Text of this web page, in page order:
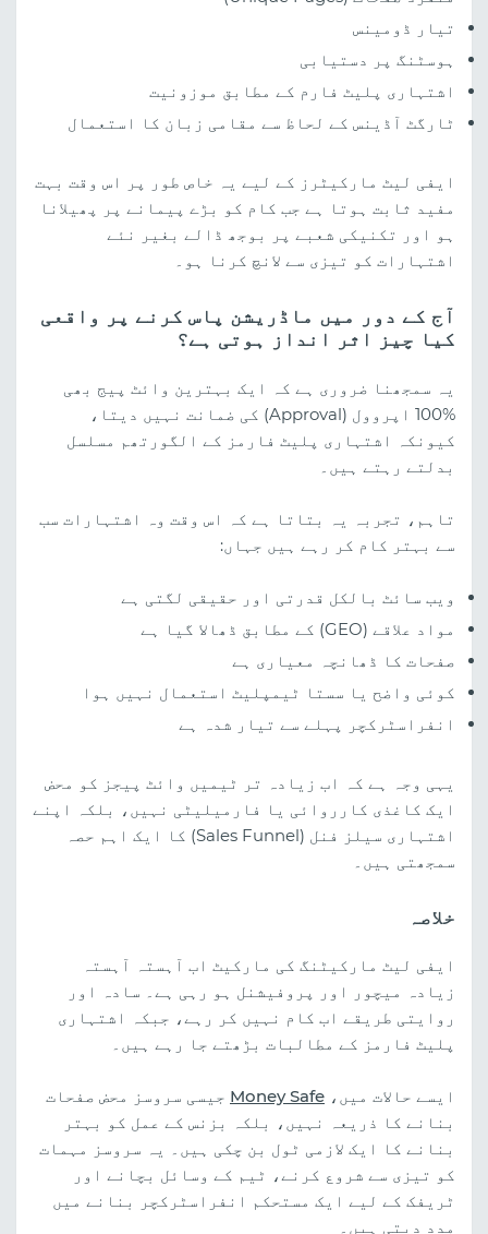
تیار ڈومینس
ہوسٹنگ پر دستیابی
اشتہاری پلیٹ فارم کے مطابق موزونیت
ٹارگٹ آڈینس کے لحاظ سے مقامی زبان کا استعمال
ایفی لیٹ مارکیٹرز کے لیے یہ خاص طور پر اس وقت بہت
مفید ثابت ہوتا ہے جب کام کو بڑے پیمانے پر پھیلانا
ہو اور تکنیکی شعبے پر بوجھ ڈالے بغیر نئے
اشتہارات کو تیزی سے لانچ کرنا ہو۔
آج کے دور میں ماڈریشن پاس کرنے پر واقعی
کیا چیز اثر انداز ہوتی ہے؟
یہ سمجھنا ضروری ہے کہ ایک بہترین وائٹ پیج بھی
%100 اپروول (Approval) کی ضمانت نہیں دیتا،
کیونکہ اشتہاری پلیٹ فارمز کے الگورتھم مسلسل
بدلتے رہتے ہیں۔
تاہم، تجربہ یہ بتاتا ہے کہ اس وقت وہ اشتہارات سب
سے بہتر کام کر رہے ہیں جہاں:
ویب سائٹ بالکل قدرتی اور حقیقی لگتی ہے
مواد علاقے (GEO) کے مطابق ڈھالا گیا ہے
صفحات کا ڈھانچہ معیاری ہے
کوئی واضح یا سستا ٹیمپلیٹ استعمال نہیں ہوا
انفراسٹرکچر پہلے سے تیار شدہ ہے
یہی وجہ ہے کہ اب زیادہ تر ٹیمیں وائٹ پیجز کو محض
ایک کاغذی کارروائی یا فارمیلیٹی نہیں، بلکہ اپنے
اشتہاری سیلز فنل (Sales Funnel) کا ایک اہم حصہ
سمجھتی ہیں۔
خلاصہ
ایفی لیٹ مارکیٹنگ کی مارکیٹ اب آہستہ آہستہ
زیادہ میچور اور پروفیشنل ہو رہی ہے۔ سادہ اور
روایتی طریقے اب کام نہیں کر رہے، جبکہ اشتہاری
پلیٹ فارمز کے مطالبات بڑھتے جا رہے ہیں۔
ایسے حالات میں، Money Safe جیسی سروسز محض صفحات
بنانے کا ذریعہ نہیں، بلکہ بزنس کے عمل کو بہتر
بنانے کا ایک لازمی ٹول بن چکی ہیں۔ یہ سروسز مہمات
کو تیزی سے شروع کرنے، ٹیم کے وسائل بچانے اور
ٹریفک کے لیے ایک مستحکم انفراسٹرکچر بنانے میں
مدد دیتی ہیں۔